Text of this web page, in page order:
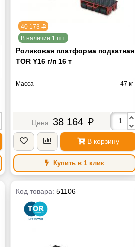
40 173p
В наличии 1 шт.
Роликовая платформа подкатная
TOR Y16 г/п 16 т
Масса 47 кг
38 164 p
В корзину
Купить в 1 клик
Код товара:51106